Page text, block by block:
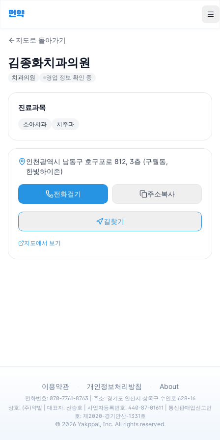
먼약
지도로 돌아가기
김종화치과의원
치과의원 영업 정보 확인 중
진료과목
소아치과 치주과
인천광역시 남동구 호구포로 812, 3층 (구월동,
한빛하이존)
전화걸기 주소복사
길찾기
지도에서 보기
이용약관 개인정보처리방침 About
전화번호: 070-7761-8763 | 주소: 경기도 안산시 상록구 수인로 628-16
상호: (주)약발 | 대표자: 신승호 | 사업자등록번호: 440-87-01611 | 통신판매업신고번
호: 제2020-경기안산-1331호
© 2026 Yakppal, Inc. All rights reserved.